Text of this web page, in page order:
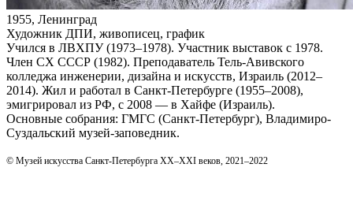
1955, Ленинград
Художник ДПИ, живописец, график
Учился в ЛВХПУ (1973–1978). Участник выставок с 1978.
Член СХ СССР (1982). Преподаватель Тель-Авивского
колледжа инженерии, дизайна и искусств, Израиль (2012–
2014). Жил и работал в Санкт‑Петербурге (1955–2008),
эмигрировал из РФ, с 2008 — в Хайфе (Израиль).
Основные собрания: ГМГС (Санкт‑Петербург), Владимиро-
Суздальский музей-заповедник.
© Музей искусства Санкт-Петербурга XX–XXI веков, 2021–2022